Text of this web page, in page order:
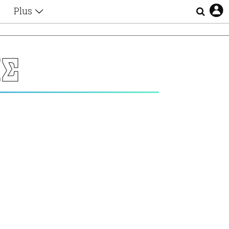
Plus
Αφιερώματα
Ζώδια